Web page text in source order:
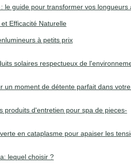
le guide pour transformer vos longueurs
Efficacité Naturelle
à petits prix
solaires respectueux de
un moment de détente parfait dans
produits d'entretien pour spa de pieces-
en cataplasme pour apaiser les
lequel choisir ?